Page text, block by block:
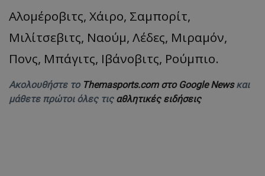
Αλομέροβιτς, Χάιρο, Σαμπορίτ,
Μιλίτσεβιτς, Ναούμ, Λέδες, Μιραμόν,
Πονς, Μπάγιτς, Ιβάνοβιτς, Ρούμπιο.
Ακολουθήστε το Themasports.com στο Google Newsκαι
μάθετε πρώτοι όλες τις αθλητικές ειδήσεις